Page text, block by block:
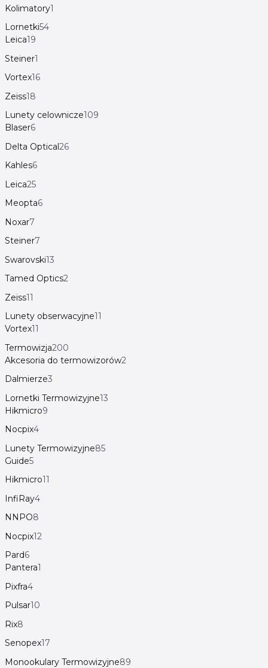
Kolimatory1
Lornetki54
Leica19
Steiner1
Vortex16
Zeiss18
Lunety celownicze109
Blaser6
Delta Optical26
Kahles6
Leica25
Meopta6
Noxar7
Steiner7
Swarovski13
Tamed Optics2
Zeiss11
Lunety obserwacyjne11
Vortex11
Termowizja200
Akcesoria do termowizorów2
Dalmierze3
Lornetki Termowizyjne13
Hikmicro9
Nocpix4
Lunety Termowizyjne85
Guide5
Hikmicro11
InfiRay4
NNPO8
Nocpix12
Pard6
Pantera1
Pixfra4
Pulsar10
Rix8
Senopex17
Monookulary Termowizyjne89